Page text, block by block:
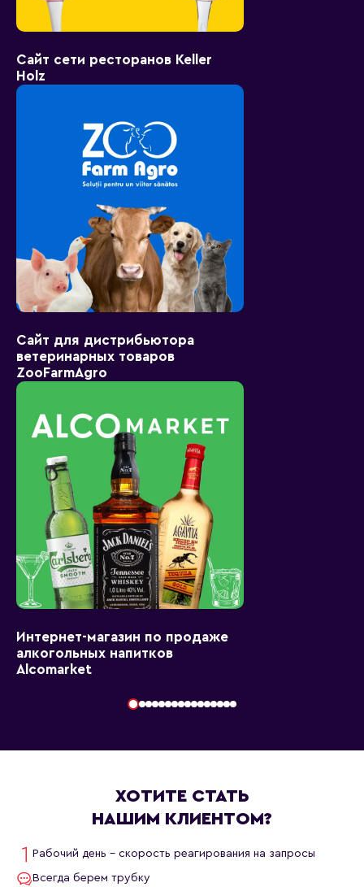
Сайт сети ресторанов Keller
Holz
Сайт для дистрибьютора
ветеринарных товаров
ZooFarmAgro
Интернет-магазин по продаже
алкогольных напитков
Alcomarket
ХОТИТЕ СТАТЬ
НАШИМ КЛИЕНТОМ?
Рабочий день - скорость реагирования на запросы
Всегда берем трубку